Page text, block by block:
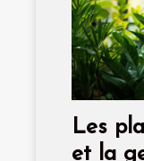
Les
et la